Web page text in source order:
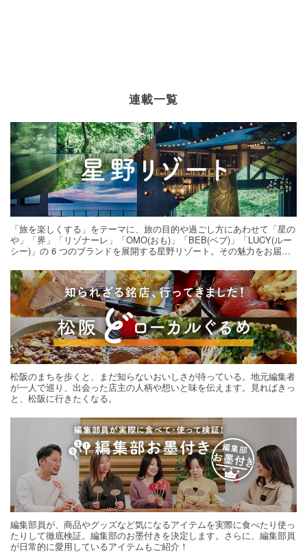
連載一覧
「旅を楽しくする」をテーマに、旅の目的や過ごし方にあわせて「星の
や」「界」「リゾナーレ」「OMO(おも)」「BEB(ベブ)」「LUCY(ルー
シー)」の 6 つのブランドを展開する星野リゾート。その魅力をお届け
松阪のまちを歩くと、まだ知らないおいしさが待っている。地元編集者
が一人で巡り、出会った店主の人柄や想いと味を伝えます。見ればきっ
と、松阪に行きたくなる。
編集部員が、商品やグッズなど気になるアイテムを実際に食べたり使っ
たりして徹底検証。編集部のお墨付きを決定します。さらに、編集部員
が日常的に愛用しているアイテムもご紹介！